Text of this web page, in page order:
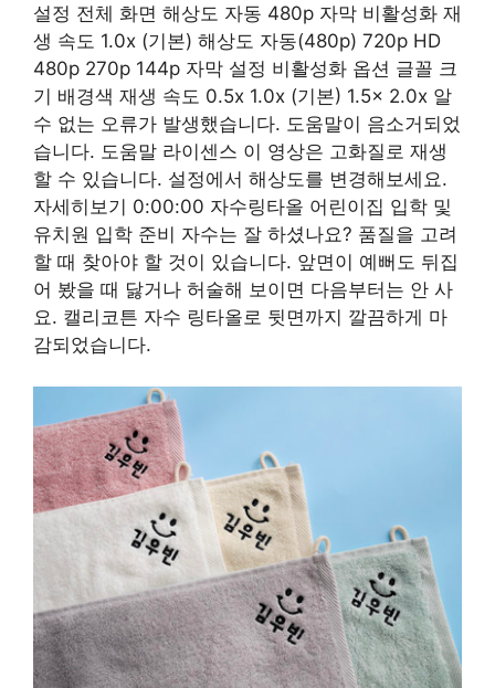
설정 전체 화면 해상도 자동 480p 자막 비활성화 재
생 속도 1.0x (기본) 해상도 자동(480p) 720p HD
480p 270p 144p 자막 설정 비활성화 옵션 글꼴 크
기 배경색 재생 속도 ​0.5x 1.0x (기본) 1.5x 2.0x 알
수 없는 오류가 발생했습니다. 도움말이 음소거되었
습니다. 도움말 라이센스 이 영상은 고화질로 재생
할 수 있습니다. 설정에서 해상도를 변경해보세요.
자세히보기 0:00:00 자수링타올 어린이집 입학 및
유치원 입학 준비 자수는 잘 하셨나요? 품질을 고려
할 때 찾아야 할 것이 있습니다. 앞면이 예뻐도 뒤집
어 봤을 때 닳거나 허술해 보이면 다음부터는 안 사
요. 캘리코튼 자수 링타올로 뒷면까지 깔끔하게 마
감되었습니다.